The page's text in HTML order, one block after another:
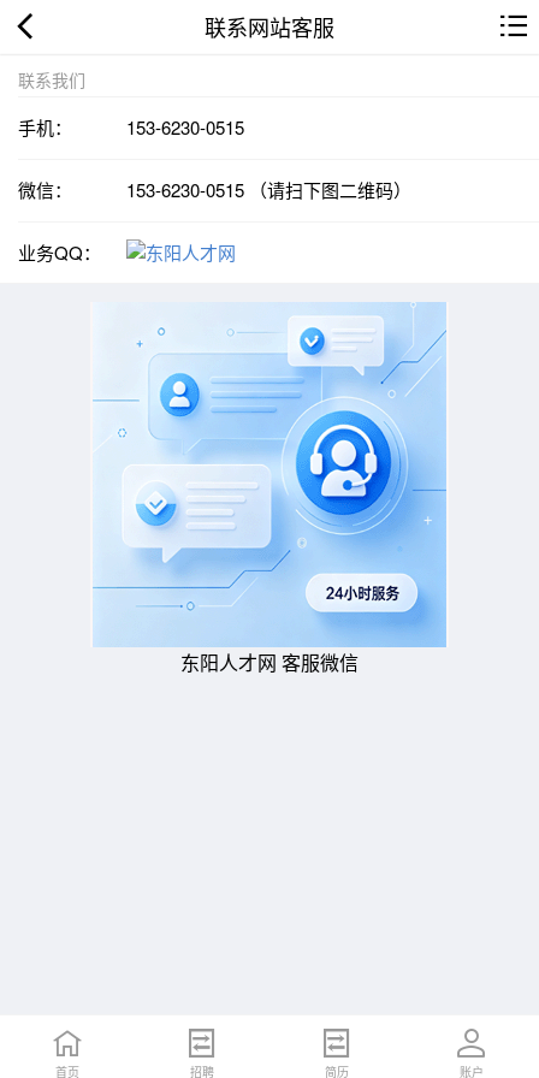
联系网站客服
联系我们
手机： 153-6230-0515
微信： 153-6230-0515 （请扫下图二维码）
业务QQ：
东阳人才网 客服微信
首页 招聘 简历 账户